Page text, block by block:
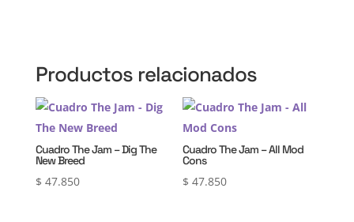
Productos relacionados
Cuadro The Jam – Dig The
New Breed
$ 47.850
Cuadro The Jam – All Mod
Cons
$ 47.850